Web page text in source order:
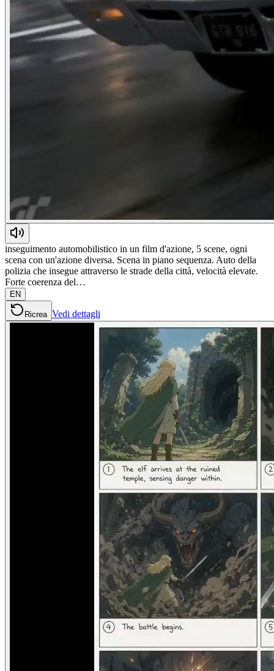
inseguimento automobilistico in un film d'azione, 5 scene, ogni
scena con un'azione diversa. Scena in piano sequenza. Auto della
polizia che insegue attraverso le strade della città, velocità elevate.
Forte coerenza del…
EN
Ricrea Vedi dettagli